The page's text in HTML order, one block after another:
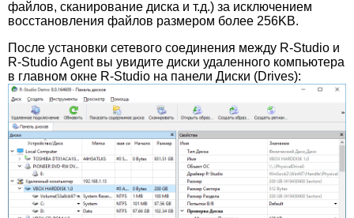
файлов, сканирование диска и т.д.) за исключением
восстановления файлов размером более 256KB.
После установки сетевого соединения между R-Studio и
R-Studio Agent вы увидите диски удаленного компьютера
в главном окне R-Studio на панели Диски (Drives):